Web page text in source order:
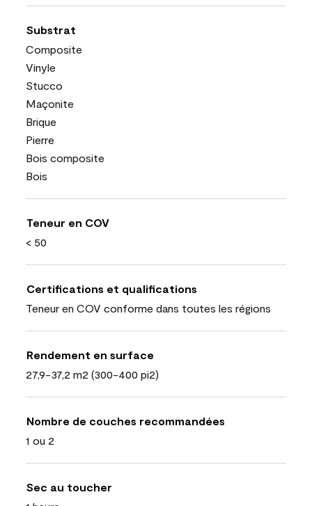
Substrat
Composite
Vinyle
Stucco
Maçonite
Brique
Pierre
Bois composite
Bois
Teneur en COV
< 50
Certifications et qualifications
Teneur en COV conforme dans toutes les régions
Rendement en surface
27,9-37,2 m2 (300-400 pi2)
Nombre de couches recommandées
1 ou 2
Sec au toucher